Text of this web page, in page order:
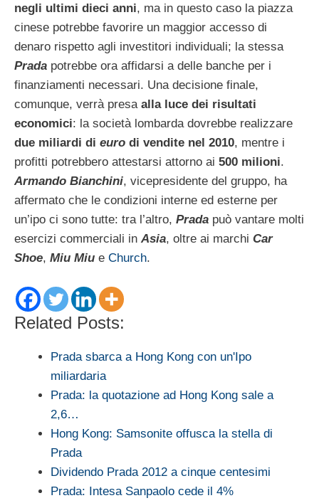
negli ultimi dieci anni, ma in questo caso la piazza
cinese potrebbe favorire un maggior accesso di
denaro rispetto agli investitori individuali; la stessa
Prada potrebbe ora affidarsi a delle banche per i
finanziamenti necessari. Una decisione finale,
comunque, verrà presa alla luce dei risultati
economici: la società lombarda dovrebbe realizzare
due miliardi di euro di vendite nel 2010, mentre i
profitti potrebbero attestarsi attorno ai 500 milioni.
Armando Bianchini, vicepresidente del gruppo, ha
affermato che le condizioni interne ed esterne per
un’ipo ci sono tutte: tra l’altro, Prada può vantare molti
esercizi commerciali in Asia, oltre ai marchi Car
Shoe, Miu Miu e Church.
Related Posts:
Prada sbarca a Hong Kong con un'Ipo
miliardaria
Prada: la quotazione ad Hong Kong sale a
2,6…
Hong Kong: Samsonite offusca la stella di
Prada
Dividendo Prada 2012 a cinque centesimi
Prada: Intesa Sanpaolo cede il 4%